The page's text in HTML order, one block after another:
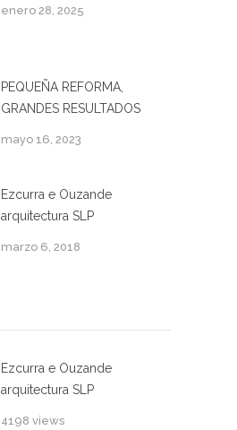
enero 28, 2025
PEQUEÑA REFORMA,
GRANDES RESULTADOS
mayo 16, 2023
Ezcurra e Ouzande
arquitectura SLP
marzo 6, 2018
Ezcurra e Ouzande
arquitectura SLP
4198 views